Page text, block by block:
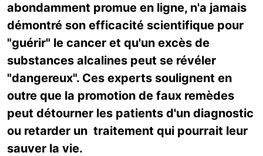
abondamment promue en ligne, n'a jamais
démontré son efficacité scientifique pour
"guérir" le cancer et qu'un excès de
substances alcalines peut se révéler
"dangereux". Ces experts soulignent en
outre que la promotion de faux remèdes
peut détourner les patients d'un diagnostic
ou retarder un traitement qui pourrait leur
sauver la vie.